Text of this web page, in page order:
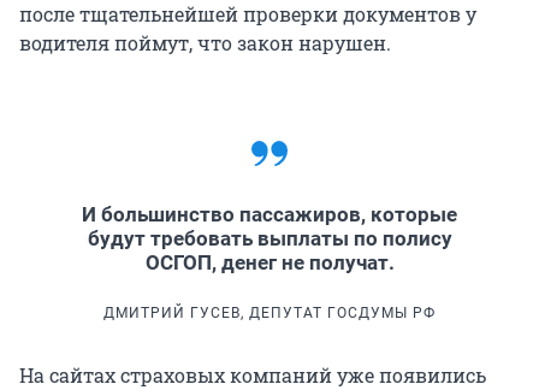
после тщательнейшей проверки документов у
водителя поймут, что закон нарушен.
И большинство пассажиров, которые
будут требовать выплаты по полису
ОСГОП, денег не получат.
ДМИТРИЙ ГУСЕВ, ДЕПУТАТ ГОСДУМЫ РФ
На сайтах страховых компаний уже появились